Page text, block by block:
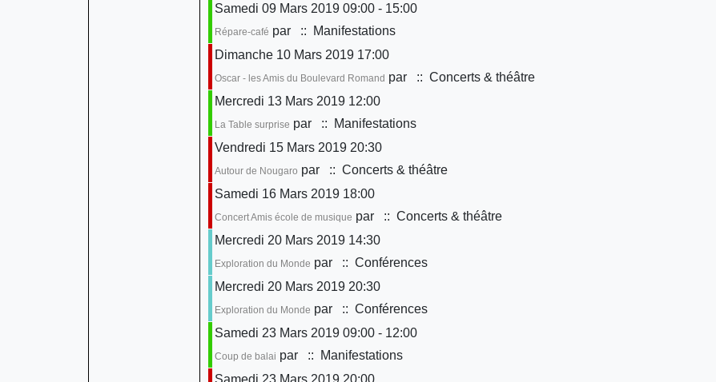
Samedi 09 Mars 2019 09:00 - 15:00
Répare-café par
:: Manifestations
Dimanche 10 Mars 2019 17:00
Oscar - les Amis du Boulevard Romand par
:: Concerts & théâtre
Mercredi 13 Mars 2019 12:00
La Table surprise par
:: Manifestations
Vendredi 15 Mars 2019 20:30
Autour de Nougaro par
:: Concerts & théâtre
Samedi 16 Mars 2019 18:00
Concert Amis école de musique par
:: Concerts & théâtre
Mercredi 20 Mars 2019 14:30
Exploration du Monde par
:: Conférences
Mercredi 20 Mars 2019 20:30
Exploration du Monde par
:: Conférences
Samedi 23 Mars 2019 09:00 - 12:00
Coup de balai par
:: Manifestations
Samedi 23 Mars 2019 20:00